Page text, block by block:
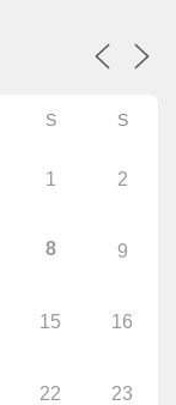
S S
1 2
8 9
15 16
22 23